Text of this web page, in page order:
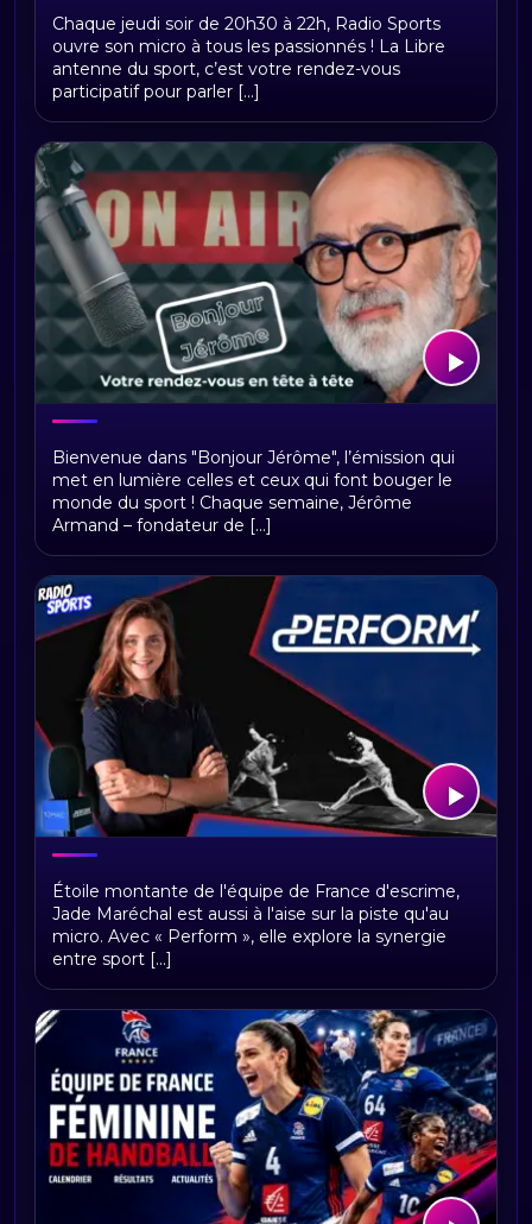
Libre antenne du sport
Chaque jeudi soir de 20h30 à 22h, Radio Sports
ouvre son micro à tous les passionnés ! La Libre
antenne du sport, c’est votre rendez-vous
participatif pour parler [...]
Bonjour Jerome
Bienvenue dans "Bonjour Jérôme", l’émission qui
met en lumière celles et ceux qui font bouger le
monde du sport ! Chaque semaine, Jérôme
Armand – fondateur de [...]
PERFORM
Étoile montante de l'équipe de France d'escrime,
Jade Maréchal est aussi à l'aise sur la piste qu'au
micro. Avec « Perform », elle explore la synergie
entre sport [...]